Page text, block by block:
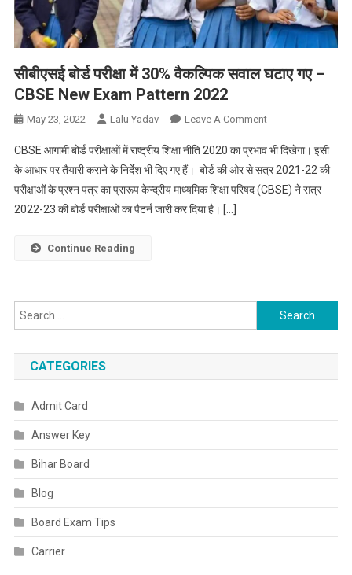
सीबीएसई बोर्ड परीक्षा में 30% वैकल्पिक सवाल घटाए गए –
CBSE New Exam Pattern 2022
May 23, 2022 Lalu Yadav Leave A CommentOn
बोर्ड
परीक्षा
में
–
CBSE
Exam
CBSE आगामी बोर्ड परीक्षाओं में राष्ट्रीय शिक्षा नीति 2020 का प्रभाव भी दिखेगा। इसी
के आधार पर तैयारी कराने के निर्देश भी दिए गए हैं। बोर्ड की ओर से सत्र 2021-22 की
परीक्षाओं के प्रश्न पत्र का प्रारूप केन्द्रीय माध्यमिक शिक्षा परिषद (CBSE) ने सत्र
2022-23 की बोर्ड परीक्षाओं का पैटर्न जारी कर दिया है। […]
Continue Reading
Search
for:
CATEGORIES
Admit Card
Answer Key
Bihar Board
Blog
Board Exam Tips
Carrier